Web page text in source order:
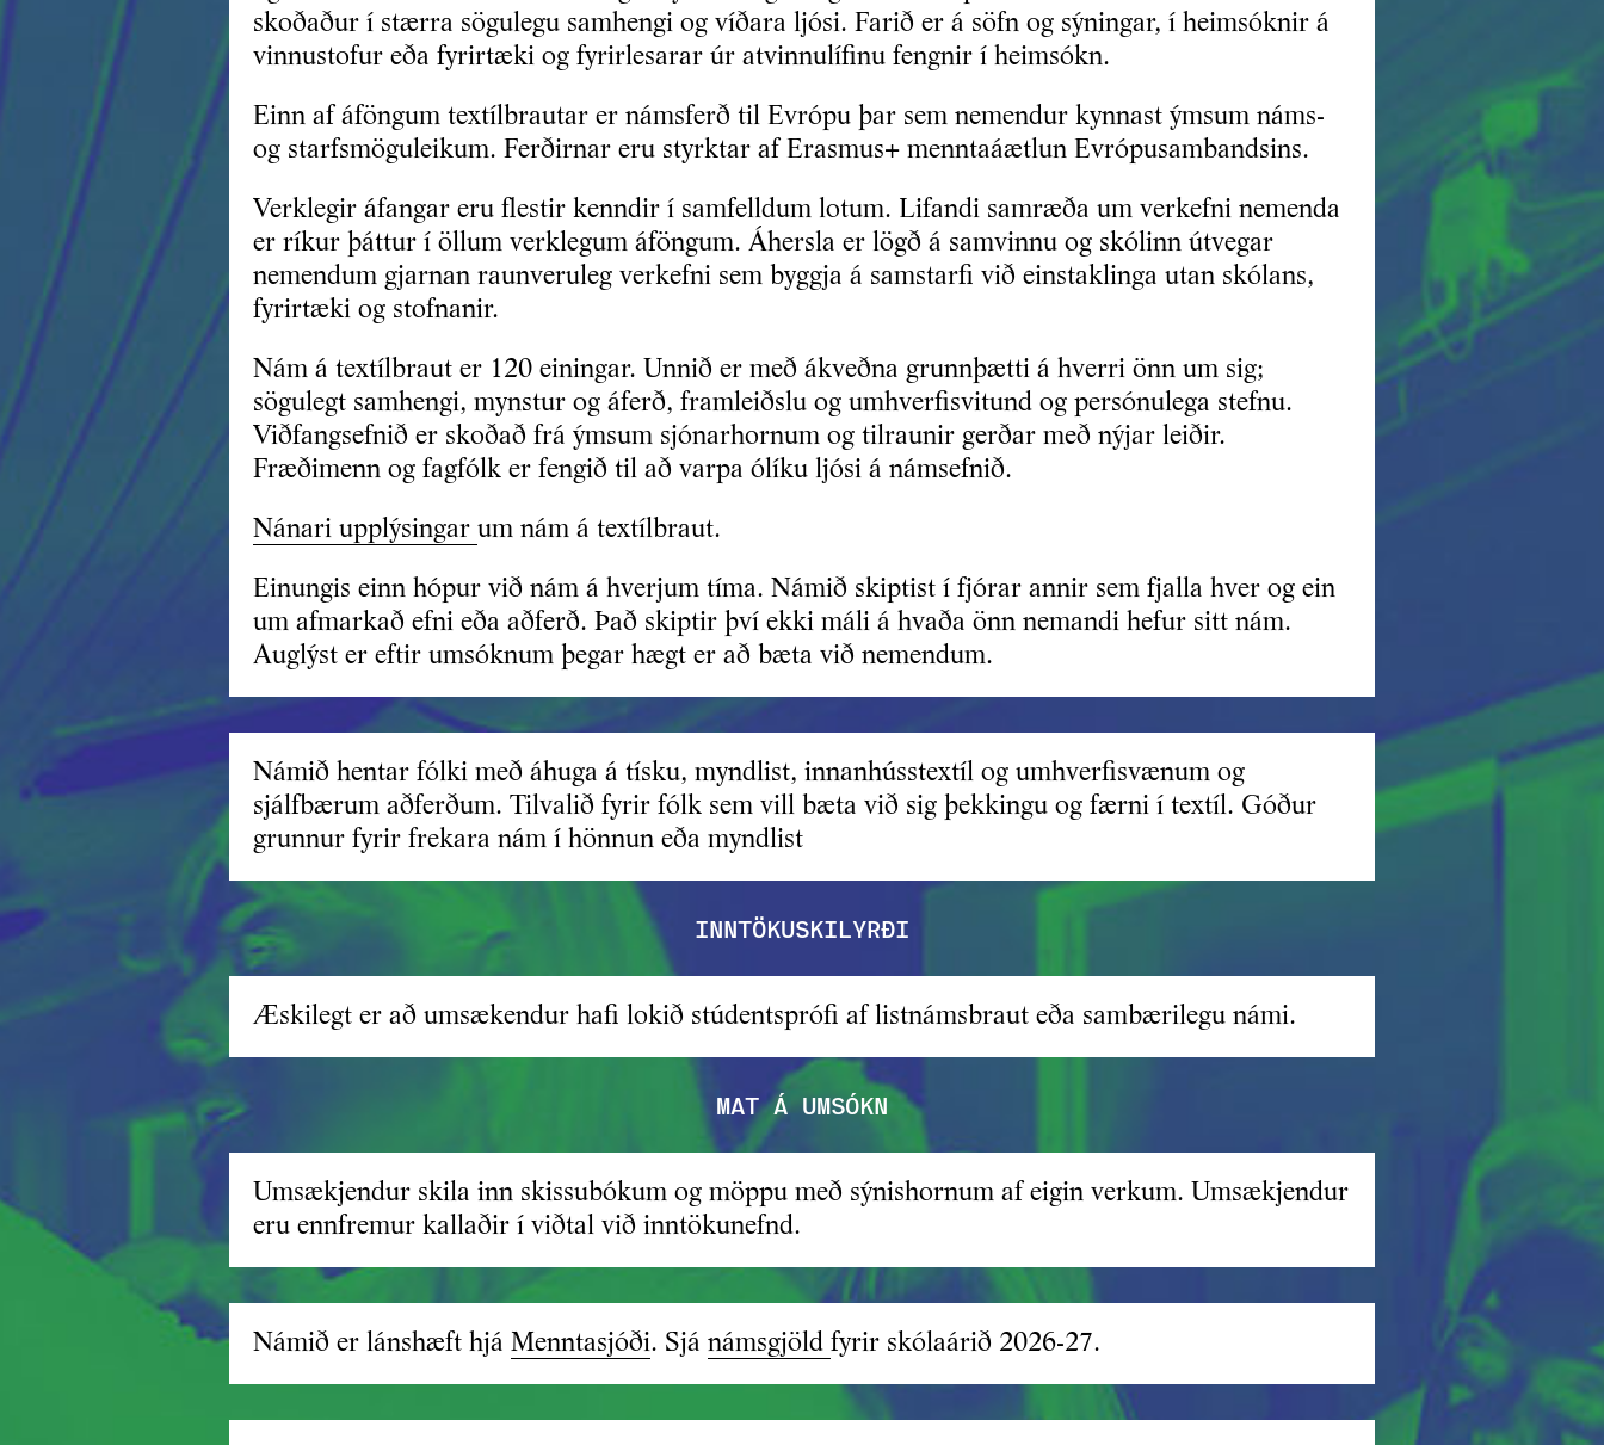
skoðaður í stærra sögulegu samhengi og víðara ljósi. Farið er á söfn og sýningar, í heimsóknir á
vinnustofur eða fyrirtæki og fyrirlesarar úr atvinnulífinu fengnir í heimsókn.
Einn af áföngum textílbrautar er námsferð til Evrópu þar sem nemendur kynnast ýmsum náms-
og starfsmöguleikum. Ferðirnar eru styrktar af Erasmus+ menntaáætlun Evrópusambandsins.
Verklegir áfangar eru flestir kenndir í samfelldum lotum. Lifandi samræða um verkefni nemenda
er ríkur þáttur í öllum verklegum áföngum. Áhersla er lögð á samvinnu og skólinn útvegar
nemendum gjarnan raunveruleg verkefni sem byggja á samstarfi við einstaklinga utan skólans,
fyrirtæki og stofnanir.
Nám á textílbraut er 120 einingar. Unnið er með ákveðna grunnþætti á hverri önn um sig;
sögulegt samhengi, mynstur og áferð, framleiðslu og umhverfisvitund og persónulega stefnu.
Viðfangsefnið er skoðað frá ýmsum sjónarhornum og tilraunir gerðar með nýjar leiðir.
Fræðimenn og fagfólk er fengið til að varpa ólíku ljósi á námsefnið.
Nánari upplýsingar um nám á textílbraut.
Einungis einn hópur við nám á hverjum tíma. Námið skiptist í fjórar annir sem fjalla hver og ein
um afmarkað efni eða aðferð. Það skiptir því ekki máli á hvaða önn nemandi hefur sitt nám.
Auglýst er eftir umsóknum þegar hægt er að bæta við nemendum.
Námið hentar fólki með áhuga á tísku, myndlist, innanhússtextíl og umhverfisvænum og
sjálfbærum aðferðum. Tilvalið fyrir fólk sem vill bæta við sig þekkingu og færni í textíl. Góður
grunnur fyrir frekara nám í hönnun eða myndlist
INNTÖKUSKILYRÐI
Æskilegt er að umsækendur hafi lokið stúdentsprófi af listnámsbraut eða sambærilegu námi.
MAT Á UMSÓKN
Umsækjendur skila inn skissubókum og möppu með sýnishornum af eigin verkum. Umsækjendur
eru ennfremur kallaðir í viðtal við inntökunefnd.
Námið er lánshæft hjá Menntasjóði. Sjá námsgjöld fyrir skólaárið 2026-27.